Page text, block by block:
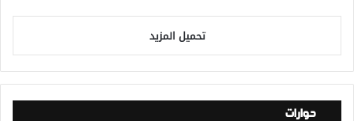
تحميل المزيد
حوارات